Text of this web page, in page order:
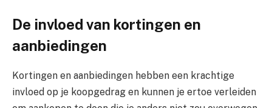
De invloed van kortingen en
aanbiedingen
Kortingen en aanbiedingen hebben een krachtige
invloed op je koopgedrag en kunnen je ertoe verleiden